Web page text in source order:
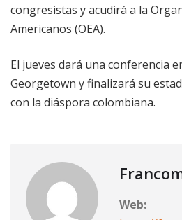
congresistas y acudirá a la
Americanos (OEA).
El jueves dará una conferencia
Georgetown y finalizará su
con la diáspora colombiana.
Web: